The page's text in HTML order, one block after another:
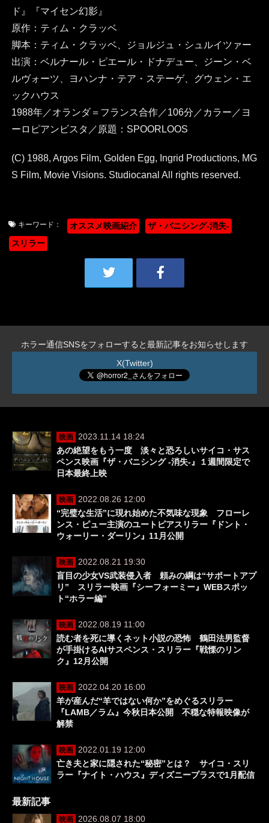
ド』『マイセン幻影』
原作：ティム・クラッベ
脚本：ティム・クラッベ、ジョルジュ・シュルイツァー
出演：ベルナール・ピエール・ドナデュー、ジーン・ベ
ルヴォーツ、ヨハンナ・テア・ステーゲ、グウェン・エ
ックハウス
1988年／オランダ＝フランス合作／106分／カラー／ヨ
ーロピアンビスタ／原題：SPOORLOOS
(C) 1988, Argos Film, Golden Egg, Ingrid Productions, MG
S Film, Movie Visions. Studiocanal All rights reserved.
キーワード： オススメ映画紹介
ザ・バニシング-消失-
スリラー
ホラー通信SNSをフォローすると最新記事をお知らせします
X(Twitter)
映画
2023.11.14 18:24
あの絶望をもう一度 淡々と恐ろしいサイコ・サス
ペンス映画『ザ・バニシング -消失-』１週間限定で
日本最終上映
映画
2022.08.26 12:00
“完璧な生活”に現れ始めた不気味な現象 フローレ
ンス・ピュー主演のユートピアスリラー『ドント・
ウォーリー・ダーリン』11月公開
映画
2022.08.21 19:30
盲目の少女VS武装侵入者 頼みの綱は“サポートアプ
リ” スリラー映画『シーフォーミー』WEBスポッ
ト“ホラー編”
映画
2022.08.19 11:00
読む者を死に導くネット小説の恐怖 鶴田法男監督
が手掛けるAIサスペンス・スリラー『戦慄のリン
ク』12月公開
映画
2022.04.20 16:00
羊が産んだ“羊ではない何か”をめぐるスリラー
『LAMB／ラム』今秋日本公開 不穏な特報映像が
解禁
映画
2022.01.19 12:00
亡き夫と家に隠された“秘密”とは？ サイコ・スリ
ラー『ナイト・ハウス』ディズニープラスで1月配信
最新記事
映画 2026.08.07 18:00